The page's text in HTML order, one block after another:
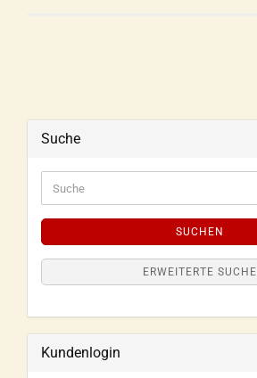
Suche
SUCHEN
ERWEITERTE SUCHE
Kundenlogin